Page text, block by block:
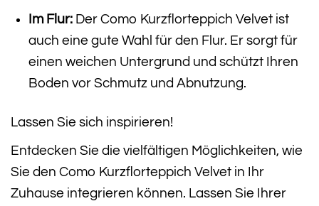
Im Flur:Der Como Kurzflorteppich Velvet ist
auch eine gute Wahl für den Flur. Er sorgt für
einen weichen Untergrund und schützt Ihren
Boden vor Schmutz und Abnutzung.
Lassen Sie sich inspirieren!
Entdecken Sie die vielfältigen Möglichkeiten, wie
Sie den Como Kurzflorteppich Velvet in Ihr
Zuhause integrieren können. Lassen Sie Ihrer